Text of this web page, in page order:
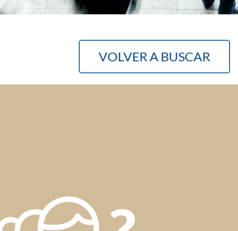
VOLVER A BUSCAR